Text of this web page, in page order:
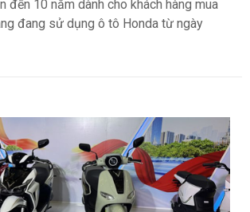
đến 10 năm dành cho khách hàng mua
đang sử dụng ô tô Honda từ ngày